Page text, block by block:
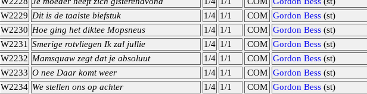
W2229 Dit is de taaiste biefstuk 1/4 1/1 COM Gordon Bess (st)
W2230 Hoe ging het diktee Mopsneus 1/4 1/1 COM Gordon Bess (st)
W2231 Smerige rotvliegen Ik zal jullie 1/4 1/1 COM Gordon Bess (st)
W2232 Mamsquaw zegt dat je absoluut 1/4 1/1 COM Gordon Bess (st)
W2233 O nee Daar komt weer 1/4 1/1 COM Gordon Bess (st)
W2234 We stellen ons op achter 1/4 1/1 COM Gordon Bess (st)